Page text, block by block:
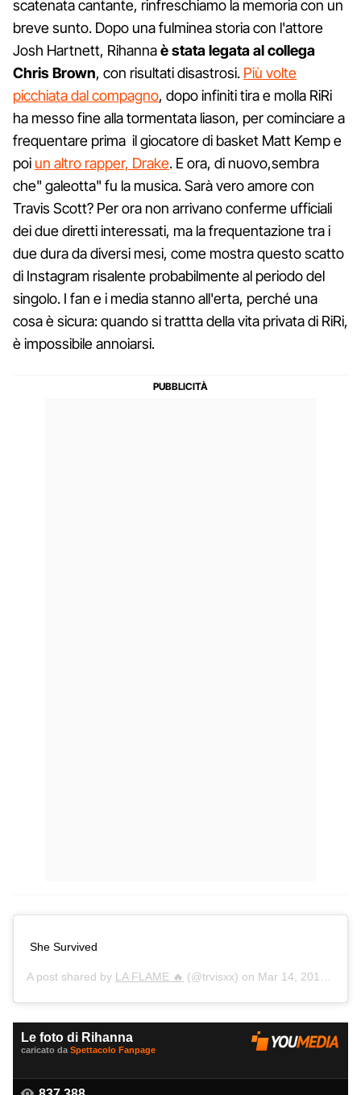
scatenata cantante, rinfreschiamo la memoria con un
breve sunto. Dopo una fulminea storia con l'attore
Josh Hartnett, Rihannaè stata legata al collega
Chris Brown, con risultati disastrosi. Più volte
picchiata dal compagno, dopo infiniti tira e molla RiRi
ha messo fine alla tormentata liason, per cominciare a
frequentare prima il giocatore di basket Matt Kemp e
poi un altro rapper, Drake. E ora, di nuovo,sembra
che" galeotta" fu la musica. Sarà vero amore con
Travis Scott? Per ora non arrivano conferme ufficiali
dei due diretti interessati, ma la frequentazione tra i
due dura da diversi mesi, come mostra questo scatto
di Instagram risalente probabilmente al periodo del
singolo. I fan e i media stanno all'erta, perché una
cosa è sicura: quando si trattta della vita privata di RiRi,
è impossibile annoiarsi.
She Survived
A post shared by LA FLAME 🔥 (@trvisxx) on Mar 14, 2015 at 8:54am PDT